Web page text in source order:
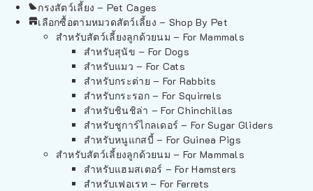
กรงสัตว์เลี้ยง – Pet Cages
เลือกซื้อตามหมวดสัตว์เลี้ยง – Shop By Pet
สำหรับสัตว์เลี้ยงลูกด้วยนม – For Mammals
สำหรับสุนัข – For Dogs
สำหรับแมว – For Cats
สำหรับกระต่าย – For Rabbits
สำหรับกระรอก – For Squirrels
สำหรับชินชิล่า – For Chinchillas
สำหรับชูการ์ไกลเดอร์ – For Sugar Gliders
สำหรับหนูแกสบี้ – For Guinea Pigs
สำหรับสัตว์เลี้ยงลูกด้วยนม – For Mammals
สำหรับแฮมสเตอร์ – For Hamsters
สำหรับเฟอเรท – For Ferrets